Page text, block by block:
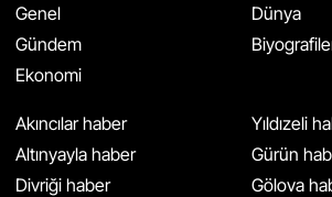
Genel
Gündem
Ekonomi
Dünya
Akıncılar haber
Altınyayla haber
Divriği haber
Yıldızeli
Gürün
Gölova